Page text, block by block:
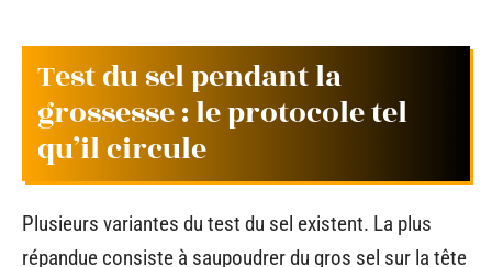
Test du sel pendant la
grossesse : le protocole tel
qu’il circule
Plusieurs variantes du test du sel existent. La plus
répandue consiste à saupoudrer du gros sel sur la tête